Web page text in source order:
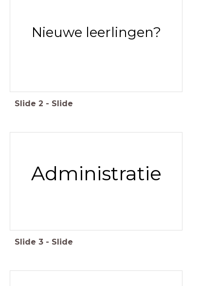
Nieuwe leerlingen?
Slide 2 - Slide
Administratie
Slide 3 - Slide